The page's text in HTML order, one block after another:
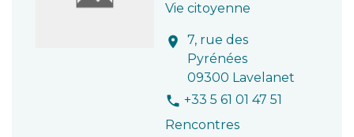
Vie citoyenne
location_on
7, rue des
Pyrénées
09300 Lavelanet
phone +33 5 61 01 47 51
Rencontres